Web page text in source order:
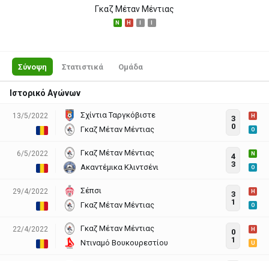
Γκαζ Μέταν Μέντιας
N H
Σύνοψη Στατιστικά Ομάδα
Ιστορικό Αγώνων
13/5/2022
Σχίντια Ταργκόβιστε
Γκαζ Μέταν Μέντιας
3
0
H
O
6/5/2022
Γκαζ Μέταν Μέντιας
Ακαντέμικα Κλιντσένι
4
3
N
O
29/4/2022
Σέπσι
Γκαζ Μέταν Μέντιας
3
1
H
O
22/4/2022
Γκαζ Μέταν Μέντιας
Ντιναμό Βουκουρεστίου
0
1
H
U